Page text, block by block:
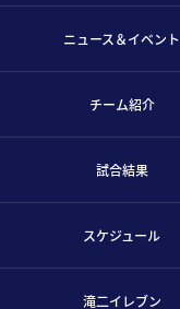
ニュース＆イベント
チーム紹介
試合結果
スケジュール
滝二イレブン